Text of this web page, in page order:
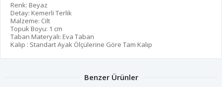
Renk: Beyaz
Detay: Kemerli Terlik
Malzeme: Cilt
Topuk Boyu: 1 cm
Taban Materyali: Eva Taban
Kalıp : Standart Ayak Ölçülerine Göre Tam Kalıp
Benzer Ürünler